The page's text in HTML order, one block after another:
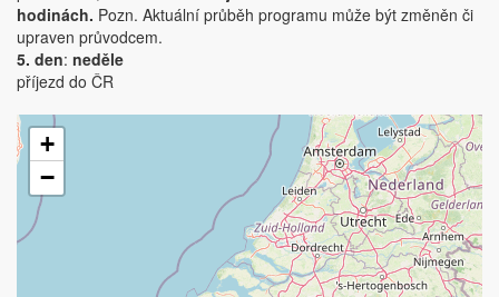
hodinách. Pozn. Aktuální průběh programu může být změněn či
upraven průvodcem.
5. den: neděle
příjezd do ČR
+
−